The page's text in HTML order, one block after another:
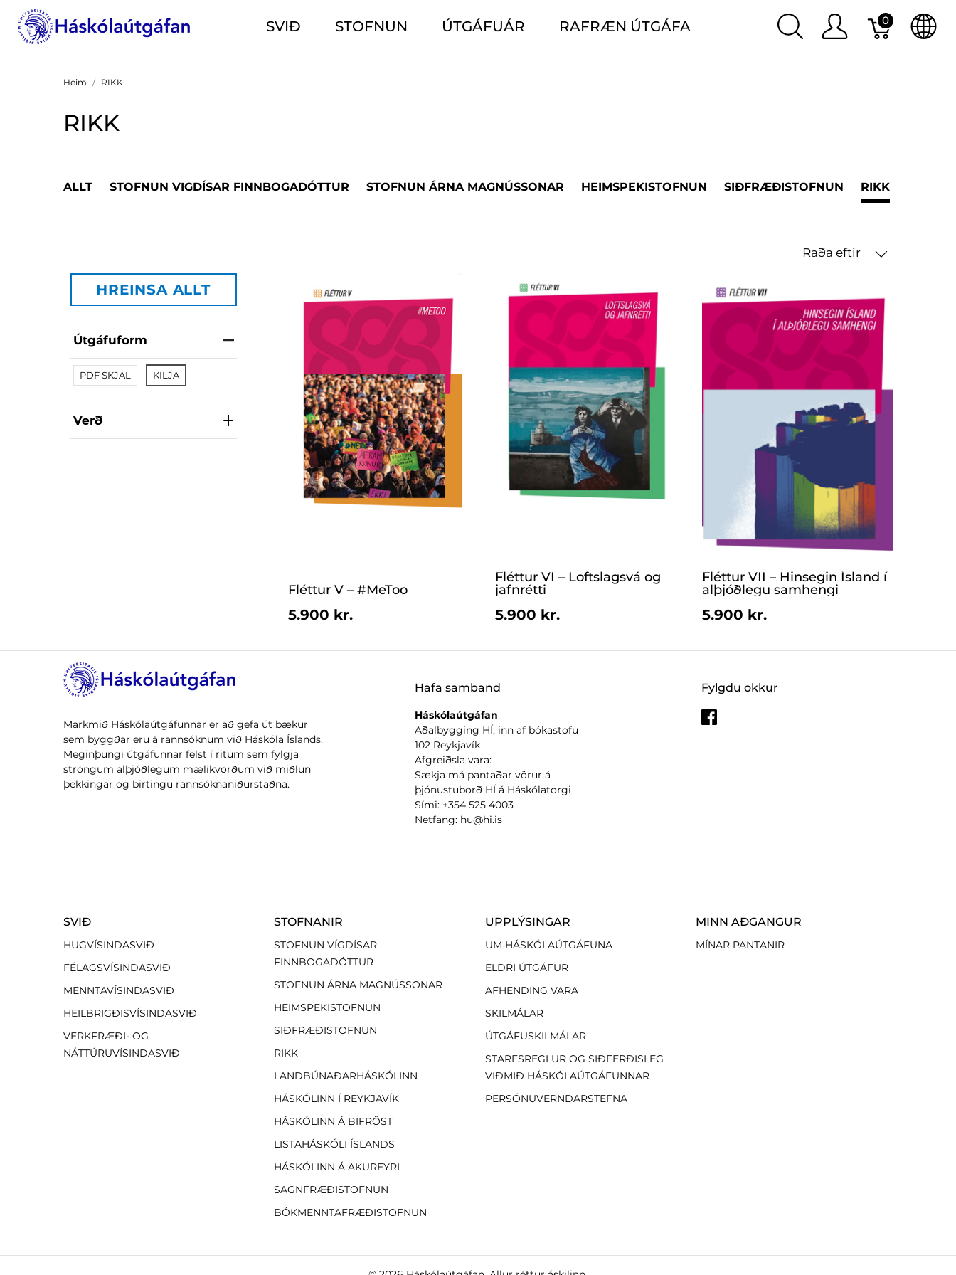
SVIÐ STOFNUN ÚTGÁFUÁR RAFRÆN ÚTGÁFA 0
Heim RIKK
RIKK
ALLT STOFNUN VIGDÍSAR FINNBOGADÓTTUR STOFNUN ÁRNA MAGNÚSSONAR HEIMSPEKISTOFNUN SIÐFRÆÐISTOFNUN RIKK
Raða eftir
HREINSA ALLT
Útgáfuform
PDF SKJAL KILJA
Verð
Fléttur V – #MeToo
5.900 kr.
Fléttur VI – Loftslagsvá og
jafnrétti
5.900 kr.
Fléttur VII – Hinsegin Ísland í
alþjóðlegu samhengi
5.900 kr.
Markmið Háskólaútgáfunnar er að gefa út bækur
sem byggðar eru á rannsóknum við Háskóla Íslands.
Meginþungi útgáfunnar felst í ritum sem fylgja
ströngum alþjóðlegum mælikvörðum við miðlun
þekkingar og birtingu rannsóknaniðurstaðna.
Fylgdu okkur
Hafa samband
Háskólaútgáfan
Aðalbygging HÍ, inn af bókastofu
102 Reykjavík
Afgreiðsla vara:
Sækja má pantaðar vörur á
þjónustuborð HÍ á Háskólatorgi
Sími: +354 525 4003
Netfang: hu@hi.is
SVIÐ
HUGVÍSINDASVIÐ
FÉLAGSVÍSINDASVIÐ
MENNTAVÍSINDASVIÐ
HEILBRIGÐISVÍSINDASVIÐ
VERKFRÆÐI- OG
NÁTTÚRUVÍSINDASVIÐ
STOFNANIR
STOFNUN VÍGDÍSAR
FINNBOGADÓTTUR
STOFNUN ÁRNA MAGNÚSSONAR
HEIMSPEKISTOFNUN
SIÐFRÆÐISTOFNUN
RIKK
LANDBÚNAÐARHÁSKÓLINN
HÁSKÓLINN Í REYKJAVÍK
HÁSKÓLINN Á BIFRÖST
LISTAHÁSKÓLI ÍSLANDS
HÁSKÓLINN Á AKUREYRI
SAGNFRÆÐISTOFNUN
BÓKMENNTAFRÆÐISTOFNUN
UPPLÝSINGAR
UM HÁSKÓLAÚTGÁFUNA
ELDRI ÚTGÁFUR
AFHENDING VARA
SKILMÁLAR
ÚTGÁFUSKILMÁLAR
STARFSREGLUR OG SIÐFERÐISLEG
VIÐMIÐ HÁSKÓLAÚTGÁFUNNAR
PERSÓNUVERNDARSTEFNA
MINN AÐGANGUR
MÍNAR PANTANIR